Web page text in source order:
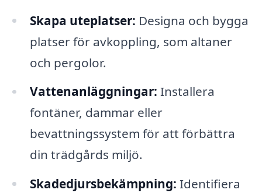
Skapa uteplatser: Designa och bygga
platser för avkoppling, som altaner
och pergolor.
Vattenanläggningar: Installera
fontäner, dammar eller
bevattningssystem för att förbättra
din trädgårds miljö.
Skadedjursbekämpning: Identifiera